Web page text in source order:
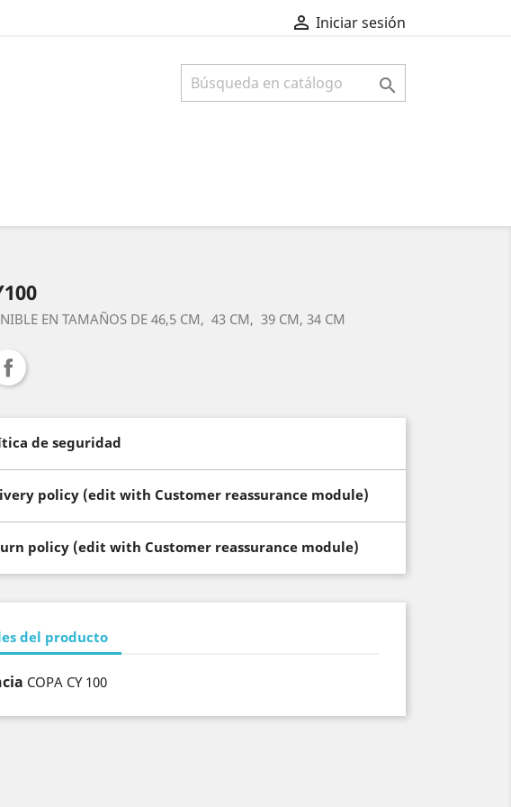
 Iniciar sesión

EN TAMAÑOS DE 46,5 CM, 43 CM, 39 CM, 34 CM
de seguridad
policy (edit with Customer reassurance module)
policy (edit with Customer reassurance module)
del producto
COPA CY 100